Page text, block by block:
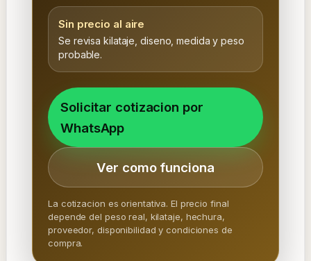
Sin precio al aire
Se revisa kilataje, diseno, medida y peso
probable.
Solicitar cotizacion por
WhatsApp
Ver como funciona
La cotizacion es orientativa. El precio final
depende del peso real, kilataje, hechura,
proveedor, disponibilidad y condiciones de
compra.